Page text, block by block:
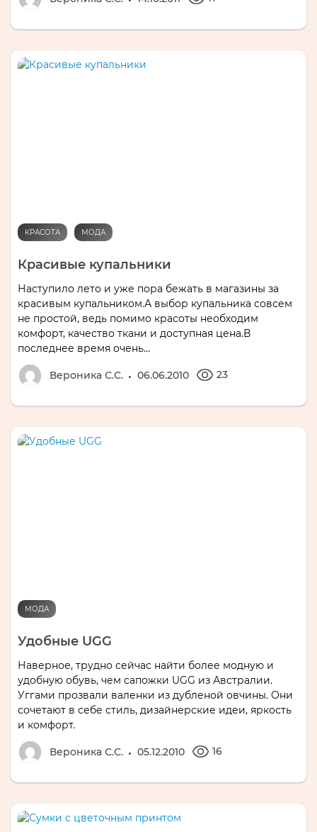
КРАСОТА МОДА
Красивые купальники
Наступило лето и уже пора бежать в магазины за
красивым купальником.А выбор купальника совсем
не простой, ведь помимо красоты необходим
комфорт, качество ткани и доступная цена.В
последнее время очень...
Вероника С.С. 06.06.2010 23
МОДА
Удобные UGG
Наверное, трудно сейчас найти более модную и
удобную обувь, чем сапожки UGG из Австралии.
Уггами прозвали валенки из дубленой овчины. Они
сочетают в себе стиль, дизайнерские идеи, яркость
и комфорт.
Вероника С.С. 05.12.2010 16